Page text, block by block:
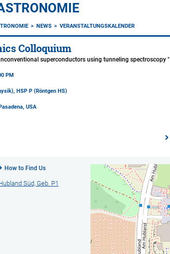
NEWS VERANSTALTUNGSKALENDER
Colloquium
superconductors using tunneling spectroscopy "
PM
, HSP P (Röntgen HS)
USA
How to Find Us
Süd, Geb. P1